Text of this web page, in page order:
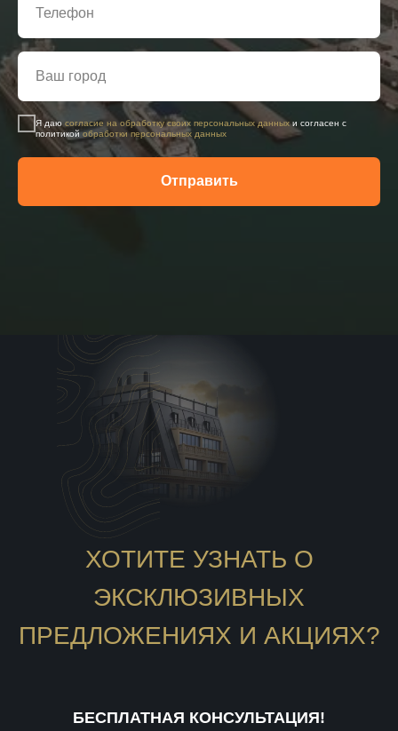
Я даю согласие на обработку своих персональных данныхи согласен с
политикойобработки персональных данных
Отправить
ХОТИТЕ УЗНАТЬ О
ЭКСКЛЮЗИВНЫХ
ПРЕДЛОЖЕНИЯХ И АКЦИЯХ?
БЕСПЛАТНАЯ КОНСУЛЬТАЦИЯ!